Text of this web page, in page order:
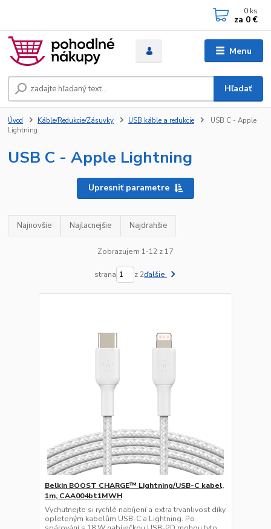
Menu
Hľadať
0 ks
za 0 €
Úvod Káble/Redukcie/Zásuvky USB káble a redukcie
USB C - Apple
Lightning
USB C - Apple Lightning
Upresniť parametre
Najnovšie Najlacnejšie Najdrahšie
Zobrazujem 1-12 z 17
strana z 2ďalšie
Belkin BOOST CHARGE™ Lightning/USB-C kabel,
1m, CAA004bt1MWH
Vychutnejte si rychlé nabíjení a extra trvanlivost díky
opleteným kabelům USB-C a Lightning. Po